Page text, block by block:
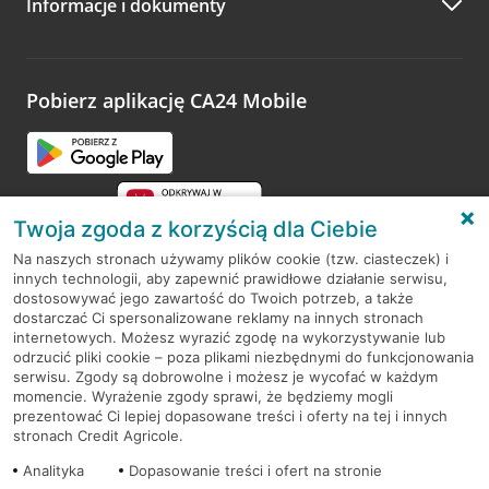
Zachęcamy do podzielenia się z nami opinią o wizycie.
opinie.
Informacje i dokumenty
Pobierz aplikację CA24 Mobile
RODO
Regulamin serwisu
Mapa serwisu
PolitykaCookies
Twoja zgoda z korzyścią dla Ciebie
Na naszych stronach używamy plików cookie (tzw. ciasteczek) i
innych technologii, aby zapewnić prawidłowe działanie serwisu,
dostosowywać jego zawartość do Twoich potrzeb, a także
dostarczać Ci spersonalizowane reklamy na innych stronach
internetowych. Możesz wyrazić zgodę na wykorzystywanie lub
odrzucić pliki cookie – poza plikami niezbędnymi do funkcjonowania
serwisu. Zgody są dobrowolne i możesz je wycofać w każdym
momencie. Wyrażenie zgody sprawi, że będziemy mogli
prezentować Ci lepiej dopasowane treści i oferty na tej i innych
stronach Credit Agricole.
Analityka
Dopasowanie treści i ofert na stronie